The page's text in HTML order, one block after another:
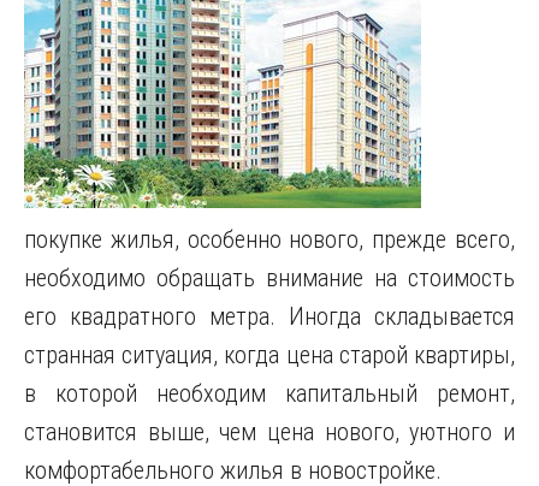
покупке жилья, особенно нового, прежде всего,
необходимо обращать внимание на стоимость
его квадратного метра. Иногда складывается
странная ситуация, когда цена старой квартиры,
в которой необходим капитальный ремонт,
становится выше, чем цена нового, уютного и
комфортабельного жилья в новостройке.